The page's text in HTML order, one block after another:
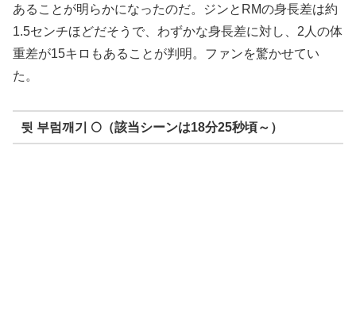
あることが明らかになったのだ。ジンとRMの身長差は約
1.5センチほどだそうで、わずかな身長差に対し、2人の体
重差が15キロもあることが判明。ファンを驚かせてい
た。
뒷 부럼깨기 🌕（該当シーンは18分25秒頃～）